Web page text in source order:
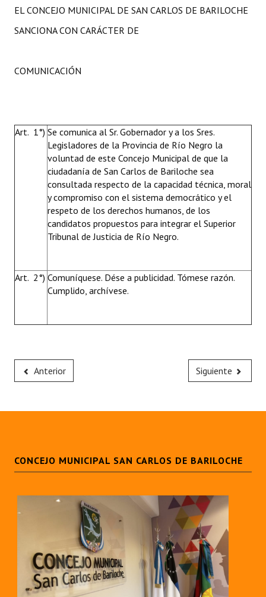
EL CONCEJO MUNICIPAL DE SAN CARLOS DE BARILOCHE
SANCIONA CON CARÁCTER DE
COMUNICACIÓN
Art. 1°) Se comunica al Sr. Gobernador y a los Sres.
Legisladores de la Provincia de Río Negro la
voluntad de este Concejo Municipal de que la
ciudadanía de San Carlos de Bariloche sea
consultada respecto de la capacidad técnica, moral
y compromiso con el sistema democrático y el
respeto de los derechos humanos, de los
candidatos propuestos para integrar el Superior
Tribunal de Justicia de Río Negro.
Art. 2°) Comuníquese. Dése a publicidad. Tómese razón.
Cumplido, archívese.
Anterior Siguiente
CONCEJO MUNICIPAL SAN CARLOS DE BARILOCHE